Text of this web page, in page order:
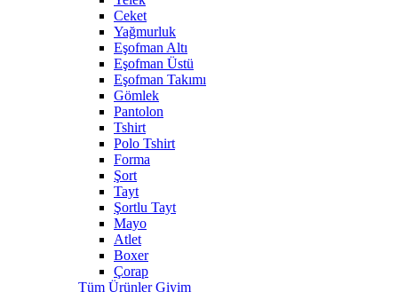
Ceket
Yağmurluk
Eşofman Altı
Eşofman Üstü
Eşofman Takımı
Gömlek
Pantolon
Tshirt
Polo Tshirt
Forma
Şort
Tayt
Şortlu Tayt
Mayo
Atlet
Boxer
Çorap
Tüm Ürünler Giyim